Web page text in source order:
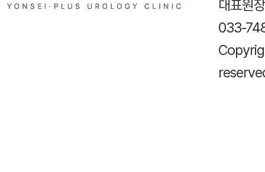
대표원
033-